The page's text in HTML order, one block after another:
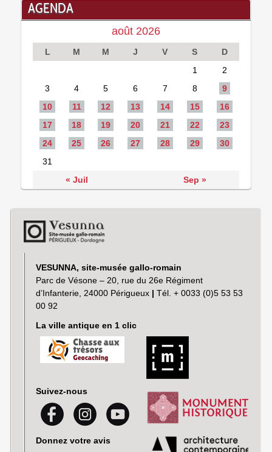
AGENDA
août 2026
L M M J V S
D
1
2
3
4 5 6 7 8
9
10
11 12 13 14 15
16
17
18 19 20 21 22
23
24
25 26 27 28 29
30
31
« Juil
Sep »
VESUNNA, site-musée gallo-romain
Parc de Vésone – 20, rue du 26e Régiment
d’Infanterie, 24000 Périgueux | Tél. + 0033 (0)5 53 53
00 92
La ville antique en 1 clic
Suivez-nous
Donnez votre avis